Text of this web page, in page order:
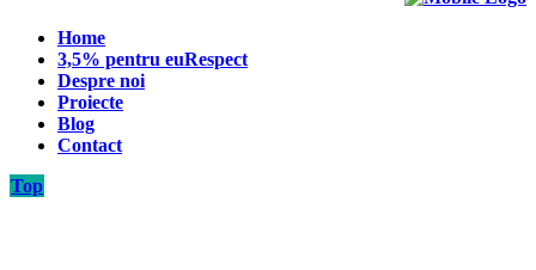
Home
3,5% pentru euRespect
Despre noi
Proiecte
Blog
Contact
Top